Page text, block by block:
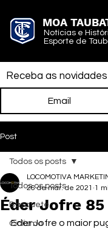
MOA
Notícias e
Esporte de
Receba as novidades
Post
Todos os posts
Basquete
Ciclismo
Todos os posts
Éder Jofre 85
LOCOMOTIVA
26 de mar. de 2021 1
Eder Jofre o maior